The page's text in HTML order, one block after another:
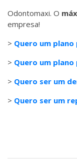
Odontomaxi. O
empresa!
> Quero um plano
> Quero um
> Quero ser um
> Quero ser um